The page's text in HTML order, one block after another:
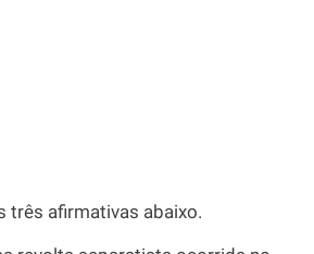
três afirmativas abaixo.